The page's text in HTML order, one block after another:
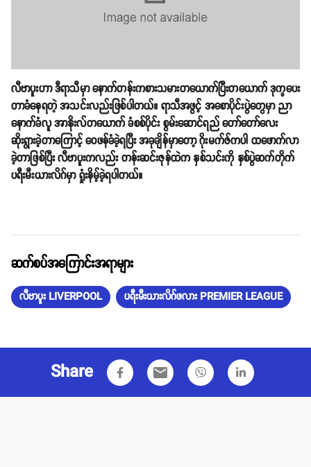
လီဗာပူးဟာ ဒီရာသီမှာ နောက်တန်းကစားသမားတယောက်ပြီးတယောက် ဒုက္ခပေး
တာခံနေရတဲ့ အသင်းလည်းဖြစ်ပါတယ်။ ရာသီအဖွင့် အစောပိုင်းပွဲတွေမှာ ညာ
နောက်ခံလူ အာနိုးလ်တယောက် ခံစစ်ပိုင်း စွမ်းဆောင်ရည် တော်တော်လေး
ဆိုးရွားခဲ့တာကြောင့် ဝေဖန်ခံခဲ့ရပြီး အခုချိန်မှာတော့ ဂိုးမက်ဇ်ကပါ ထဖောက်လာ
ခဲ့တာဖြစ်ပြီး လီဗာပူးကလည်း တန်းဆင်းဇုန်ထဲက နှစ်သင်းကို နှစ်ပွဲဆက်တိုက်
ပရီးမီးယားလိဂ်မှာ ရှုံးနိမ့်ခဲ့ရပါတယ်။
ဆက်စပ်အကြောင်းအရာများ
လီဗာပူး LIVERPOOL ပရီးမီးယားလိဂ်ဖလား PREMIER LEAGUE
Share email